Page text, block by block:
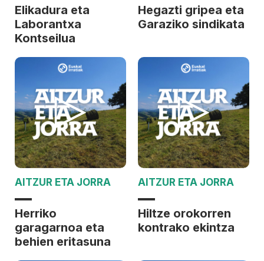
Elikadura eta
Laborantxa
Kontseilua
Hegazti gripea eta
Garaziko sindikata
AITZUR ETA JORRA
Herriko
garagarnoa eta
behien eritasuna
AITZUR ETA JORRA
Hiltze orokorren
kontrako ekintza